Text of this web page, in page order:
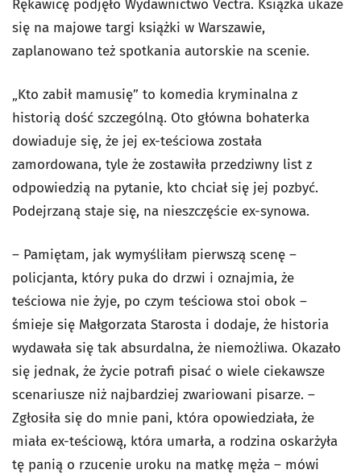
Rękawicę podjęło Wydawnictwo Vectra. Książka ukaże
się na majowe targi książki w Warszawie,
zaplanowano też spotkania autorskie na scenie.
„Kto zabił mamusię” to komedia kryminalna z
historią dość szczególną. Oto główna bohaterka
dowiaduje się, że jej ex-teściowa została
zamordowana, tyle że zostawiła przedziwny list z
odpowiedzią na pytanie, kto chciał się jej pozbyć.
Podejrzaną staje się, na nieszczęście ex-synowa.
– Pamiętam, jak wymyśliłam pierwszą scenę –
policjanta, który puka do drzwi i oznajmia, że
teściowa nie żyje, po czym teściowa stoi obok –
śmieje się Małgorzata Starosta i dodaje, że historia
wydawała się tak absurdalna, że niemożliwa. Okazało
się jednak, że życie potrafi pisać o wiele ciekawsze
scenariusze niż najbardziej zwariowani pisarze. –
Zgłosiła się do mnie pani, która opowiedziała, że
miała ex-teściową, która umarła, a rodzina oskarżyła
tę panią o rzucenie uroku na matkę męża – mówi